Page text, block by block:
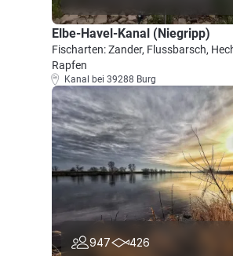
Elbe-Havel-Kanal (Niegripp)
Fischarten: Zander, Flussbarsch,
Rapfen
Kanal bei 39288 Burg
947 426